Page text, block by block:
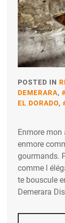
POSTED IN
DEMERARA,
EL DORADO,
Enmore mon
enmore
gourmands.
comme l
te bouscule
Demerara